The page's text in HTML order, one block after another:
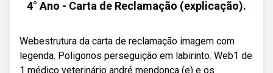
4° Ano - Carta de Reclamação (explicação).
Webestrutura da carta de reclamação imagem com
legenda. Poligonos perseguição em labirinto. Web1 de
1 médico veterinário andré mendonça (e) e os